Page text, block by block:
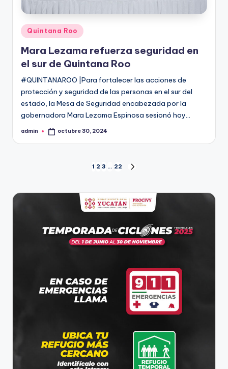
Publicado
en
Quintana Roo
Mara Lezama refuerza seguridad en
el sur de Quintana Roo
#QUINTANAROO |Para fortalecer las acciones de
protección y seguridad de las personas en el sur del
estado, la Mesa de Seguridad encabezada por la
gobernadora Mara Lezama Espinosa sesionó hoy…
Publicado
admin octubre 30, 2024
Paginación
de
entradas
1 2 3 … 22